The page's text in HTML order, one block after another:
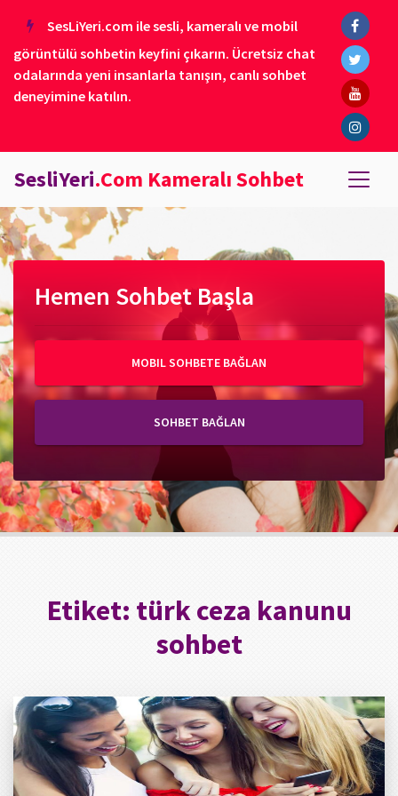
SesLiYeri.com ile sesli, kameralı ve mobil
görüntülü sohbetin keyfini çıkarın. Ücretsiz chat
odalarında yeni insanlarla tanışın, canlı sohbet
deneyimine katılın.
SesliYeri.Com Kameralı Sohbet
Hemen Sohbet Başla
MOBIL SOHBETE BAĞLAN
SOHBET BAĞLAN
Etiket: türk ceza kanunu
sohbet